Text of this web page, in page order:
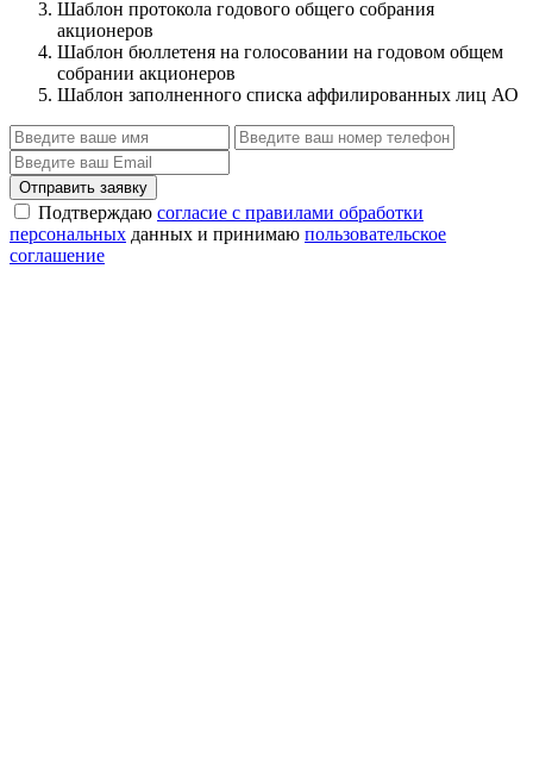
Шаблон протокола годового общего собрания
акционеров
Шаблон бюллетеня на голосовании на годовом общем
собрании акционеров
Шаблон заполненного списка аффилированных лиц АО
Отправить заявку
Подтверждаю согласие с правилами обработки
персональных данных и принимаю пользовательское
соглашение